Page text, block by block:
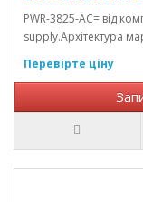
PWR-3825-AC= від
supply.Архітектура
Перевірте ціну